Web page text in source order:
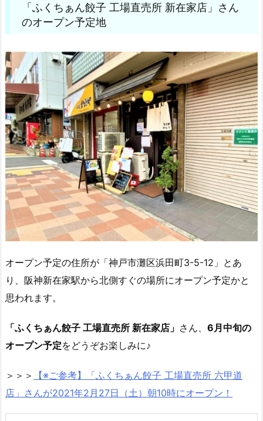
「ふくちぁん餃子 工場直売所 新在家店」さん
のオープン予定地
オープン予定の住所が「神戸市灘区浜田町3-5-12」とあ
り、阪神新在家駅から北側すぐの場所にオープン予定かと
思われます。
「ふくちぁん餃子 工場直売所 新在家店」 さん、 6月中旬の
オープン予定をどうぞお楽しみに♪
＞＞＞
【※ご参考】「ふくちぁん餃子 工場直売所 六甲道
店」さんが2021年2月27日（土）朝10時にオープン！